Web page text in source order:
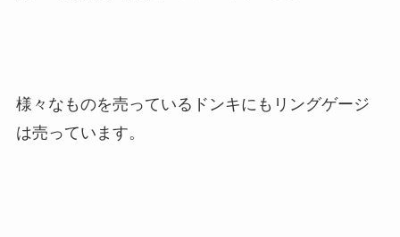
様々なものを売っているドンキにもリングゲージ
は売っています。